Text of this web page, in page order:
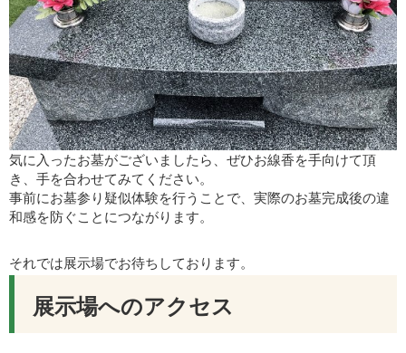
気に入ったお墓がございましたら、ぜひお線香を手向けて頂
き、手を合わせてみてください。
事前にお墓参り疑似体験を行うことで、実際のお墓完成後の違
和感を防ぐことにつながります。
それでは展示場でお待ちしております。
展示場へのアクセス